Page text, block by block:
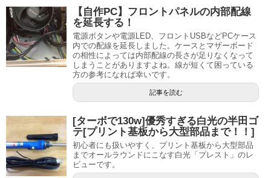
【自作PC】フロントパネルの内部配線
を延長する！
電源ボタンや電源LED、フロントUSBなどPCケース
内での配線を延長しました。ケースとマザーボード
の相性によっては内部配線の長さが足りなくなって
しまうことがありますよね。線が短くて困っている
方の参考になれば幸いです。
記事を読む
[ターボで130w]優秀すぎる白光の半田ゴ
テ[プリント基板から大型部品まで！！]
初心者にも扱いやすく、プリント基板から大型部品
までオールラウンドにこなす白光「プレスト」のレ
ビューです。